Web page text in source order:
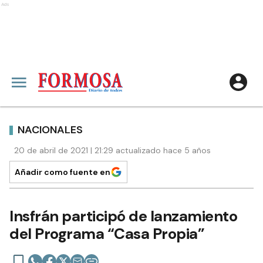
Ads
NACIONALES
20 de abril de 2021 | 21:29 actualizado hace 5 años
Añadir como fuente en
Insfrán participó de lanzamiento
del Programa “Casa Propia”